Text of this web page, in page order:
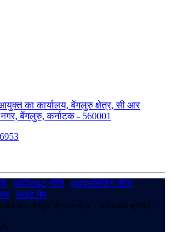
का कार्यालय, बेंगलुरु क्षेत्र, सी आर
नगर, बेंगलुरु, कर्नाटक - 560001
|कॉपीराइट नीति|हाइपरलिंकिंग नीति|
|साइट मैप
कर - बेंगलुरु ज़ोन - कर्नाटक। सर्वाधिकार सुरक्षित।